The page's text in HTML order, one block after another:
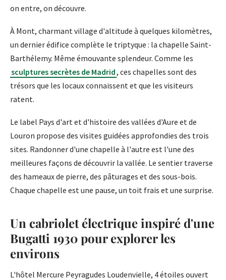
on entre, on découvre.
À Mont, charmant village d'altitude à quelques kilomètres,
un dernier édifice complète le triptyque : la chapelle Saint-
Barthélemy. Même émouvante splendeur. Comme les
sculptures secrètes de Madrid, ces chapelles sont des
trésors que les locaux connaissent et que les visiteurs
ratent.
Le label Pays d'art et d'histoire des vallées d'Aure et de
Louron propose des visites guidées approfondies des trois
sites. Randonner d'une chapelle à l'autre est l'une des
meilleures façons de découvrir la vallée. Le sentier traverse
des hameaux de pierre, des pâturages et des sous-bois.
Chaque chapelle est une pause, un toit frais et une surprise.
Un cabriolet électrique inspiré d'une
Bugatti 1930 pour explorer les
environs
L'hôtel Mercure Peyragudes Loudenvielle, 4 étoiles ouvert